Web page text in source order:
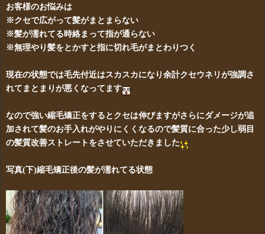
お客様のお悩みは
※クセで広がって髪がまとまらない
※髪が濡れてる時絡まって指が通らない
※無理やり髪をとかすと指に切れ毛がまとわりつく
現在の状態では毛先付近はスカスカになり余計クセウネリが強調さ
れてまとまりが悪くなってます
なので強い縮毛矯正をするとクセは伸びますがさらにダメージが追
加されて髪のお手入れがやりにくくなるので髪質に合った少し弱目
の髪質改善ストレートをさせていただきました
写真(下)縮毛矯正後の髪が濡れてる状態